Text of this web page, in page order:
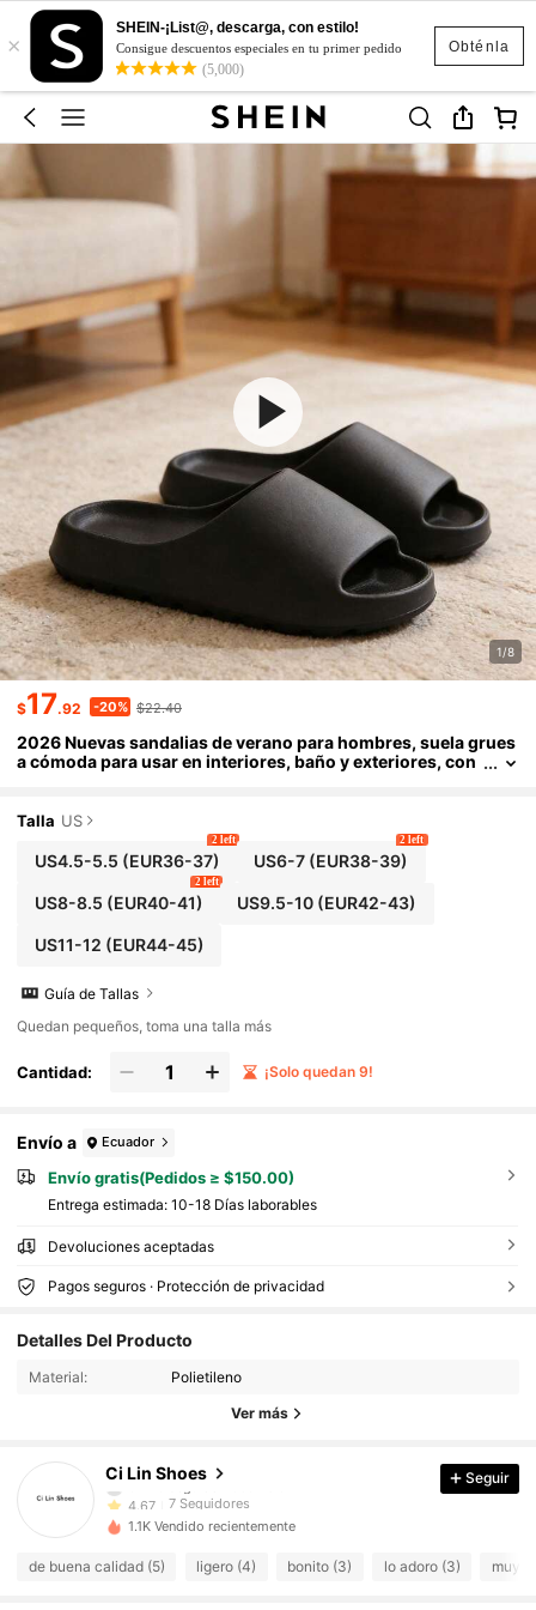
Obténla
×
SHEIN-¡List@, descarga, con estilo!
Consigue descuentos especiales en tu primer pedido
(5,000)
1/8
$17.92 -20% $22.40
2026 Nuevas sandalias de verano para hombres, suela grues
a cómoda para usar en interiores, baño y exteriores, con
Talla US
US4.5-5.5 (EUR36-37)
2 left
US6-7 (EUR38-39)
2 left
US8-8.5 (EUR40-41)
2 left
US9.5-10 (EUR42-43)
US11-12 (EUR44-45)
Guía de Tallas
Quedan pequeños, toma una talla más
Cantidad: ¡Solo quedan 9!
Envío a Ecuador
Envío gratis(Pedidos ≥ $150.00)
Entrega estimada: 10-18 Días laborables
Devoluciones aceptadas
Pagos seguros · Protección de privacidad
Detalles Del Producto
Material: Polietileno
Ver más
Ci Lin Shoes
4.67 7 Seguidores
7 Seguidores
7 Seguidores
4.67
e***bseguido
4.67
7 Seguidores
7 Seguidores
Seguir
1.1K Vendido recientemente
de buena calidad (5) ligero (4) bonito (3) lo adoro (3) muy